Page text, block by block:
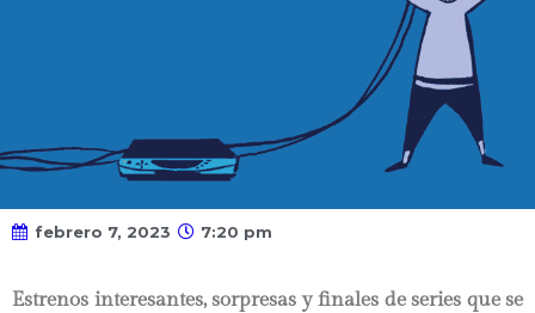
febrero 7, 2023 7:20 pm
Estrenos interesantes, sorpresas y finales de series que se